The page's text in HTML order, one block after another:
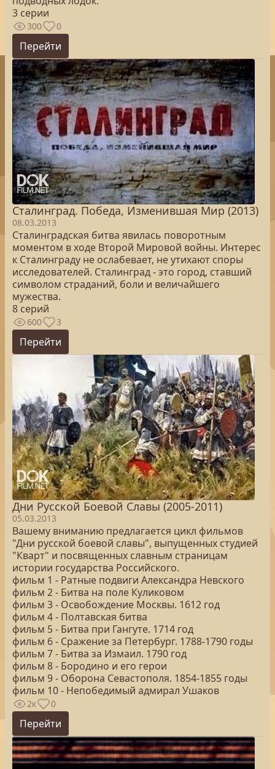
3 серии
300 0
Перейти
Сталинград. Победа, Изменившая Мир (2013)
08.03.2013
Сталинградская битва явилась поворотным
моментом в ходе Второй Мировой войны. Интерес
к Сталинграду не ослабевает, не утихают споры
исследователей. Сталинград - это город, ставший
символом страданий, боли и величайшего
мужества.
8 серий
600 3
Перейти
Дни Русской Боевой Славы (2005-2011)
05.03.2013
Вашему вниманию предлагается цикл фильмов
"Дни русской боевой славы", выпущенных студией
"Кварт" и посвященных славным страницам
истории государства Российского.
фильм 1 - Ратные подвиги Александра Невского
фильм 2 - Битва на поле Куликовом
фильм 3 - Освобождение Москвы. 1612 год
фильм 4 - Полтавская битва
фильм 5 - Битва при Гангуте. 1714 год
фильм 6 - Сражение за Петербург. 1788-1790 годы
фильм 7 - Битва за Измаил. 1790 год
фильм 8 - Бородино и его герои
фильм 9 - Оборона Севастополя. 1854-1855 годы
фильм 10 - Непобедимый адмирал Ушаков
2к 0
Перейти